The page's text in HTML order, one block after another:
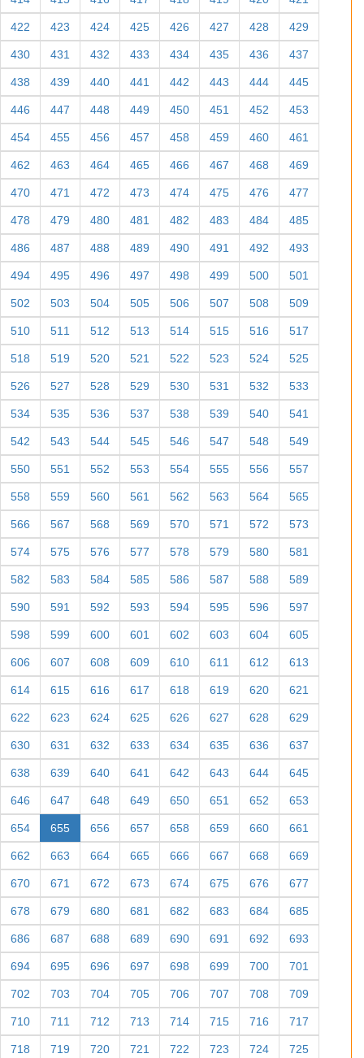
422 423 424 425 426 427 428 429
430 431 432 433 434 435 436 437
438 439 440 441 442 443 444 445
446 447 448 449 450 451 452 453
454 455 456 457 458 459 460 461
462 463 464 465 466 467 468 469
470 471 472 473 474 475 476 477
478 479 480 481 482 483 484 485
486 487 488 489 490 491 492 493
494 495 496 497 498 499 500 501
502 503 504 505 506 507 508 509
510 511 512 513 514 515 516 517
518 519 520 521 522 523 524 525
526 527 528 529 530 531 532 533
534 535 536 537 538 539 540 541
542 543 544 545 546 547 548 549
550 551 552 553 554 555 556 557
558 559 560 561 562 563 564 565
566 567 568 569 570 571 572 573
574 575 576 577 578 579 580 581
582 583 584 585 586 587 588 589
590 591 592 593 594 595 596 597
598 599 600 601 602 603 604 605
606 607 608 609 610 611 612 613
614 615 616 617 618 619 620 621
622 623 624 625 626 627 628 629
630 631 632 633 634 635 636 637
638 639 640 641 642 643 644 645
646 647 648 649 650 651 652 653
654 655 656 657 658 659 660 661
662 663 664 665 666 667 668 669
670 671 672 673 674 675 676 677
678 679 680 681 682 683 684 685
686 687 688 689 690 691 692 693
694 695 696 697 698 699 700 701
702 703 704 705 706 707 708 709
710 711 712 713 714 715 716 717
718 719 720 721 722 723 724 725